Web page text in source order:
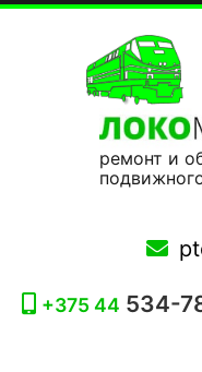
ремонт и
+375 44 534-